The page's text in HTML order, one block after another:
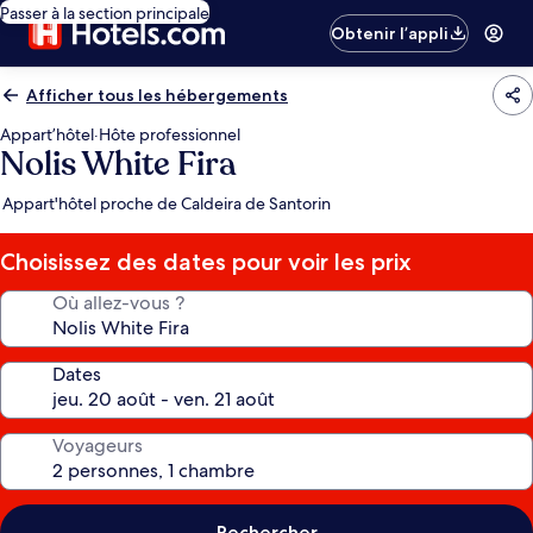
Passer à la section principale
Obtenir l’appli
Afficher tous les hébergements
Appart’hôtel·Hôte professionnel
Nolis White Fira
Appart'hôtel proche de Caldeira de Santorin
Choisissez des dates pour voir les prix
Où allez-vous ?
Dates
Voyageurs